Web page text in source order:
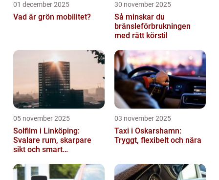
01 december 2025
Vad är grön mobilitet?
30 november 2025
Så minskar du
bränsleförbrukningen
med rätt körstil
05 november 2025
Solfilm i Linköping:
Svalare rum, skarpare
sikt och smart
03 november 2025
Taxi i Oskarshamn:
Tryggt, flexibelt och nära